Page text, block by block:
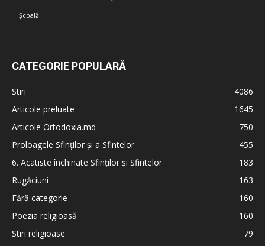
Școală
CATEGORIE POPULARĂ
Stiri
4086
Articole preluate
1645
Articole Ortodoxia.md
750
Proloagele Sfinților și a Sfintelor
455
6. Acatiste închinate Sfinților și Sfintelor
183
Rugăciuni
163
Fără categorie
160
Poezia religioasă
160
Stiri religioase
79